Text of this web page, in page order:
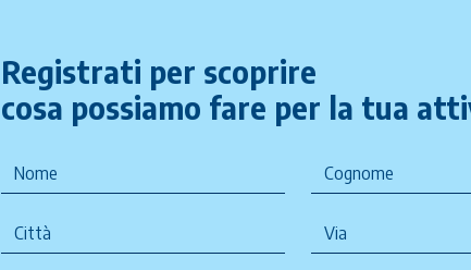
Registrati per scoprire
cosa possiamo fare per la tua